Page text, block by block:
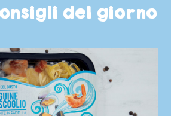
del giorno